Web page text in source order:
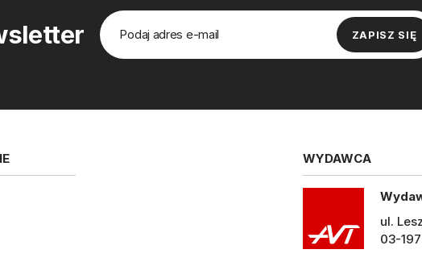
WYDAWCA
ul.
03-